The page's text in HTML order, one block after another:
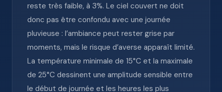
reste très faible, à 3%. Le ciel couvert ne doit
donc pas être confondu avec une journée
pluvieuse : l’ambiance peut rester grise par
moments, mais le risque d’averse apparaît limité.
La température minimale de 15°C et la maximale
de 25°C dessinent une amplitude sensible entre
le début de journée et les heures les plus